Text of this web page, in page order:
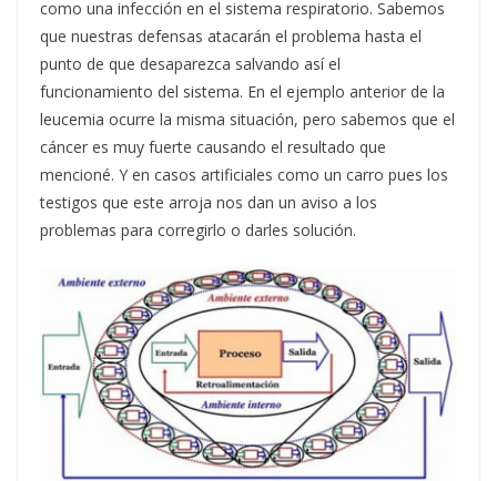
como una infección en el sistema respiratorio. Sabemos
que nuestras defensas atacarán el problema hasta el
punto de que desaparezca salvando así el
funcionamiento del sistema. En el ejemplo anterior de la
leucemia ocurre la misma situación, pero sabemos que el
cáncer es muy fuerte causando el resultado que
mencioné. Y en casos artificiales como un carro pues los
testigos que este arroja nos dan un aviso a los
problemas para corregirlo o darles solución.